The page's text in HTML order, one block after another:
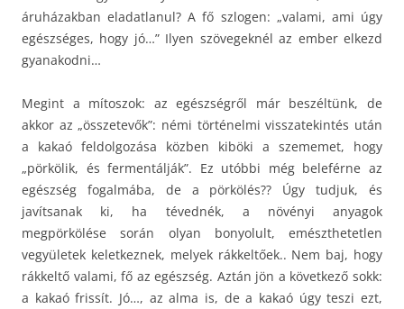
áruházakban eladatlanul? A fő szlogen: „valami, ami úgy
egészséges, hogy jó…” Ilyen szövegeknél az ember elkezd
gyanakodni…
Megint a mítoszok: az egészségről már beszéltünk, de
akkor az „összetevők”: némi történelmi visszatekintés után
a kakaó feldolgozása közben kiböki a szememet, hogy
„pörkölik, és fermentálják”. Ez utóbbi még beleférne az
egészség fogalmába, de a pörkölés?? Úgy tudjuk, és
javítsanak ki, ha tévednék, a növényi anyagok
megpörkölése során olyan bonyolult, emészthetetlen
vegyületek keletkeznek, melyek rákkeltőek.. Nem baj, hogy
rákkeltő valami, fő az egészség. Aztán jön a következő sokk:
a kakaó frissít. Jó…, az alma is, de a kakaó úgy teszi ezt,